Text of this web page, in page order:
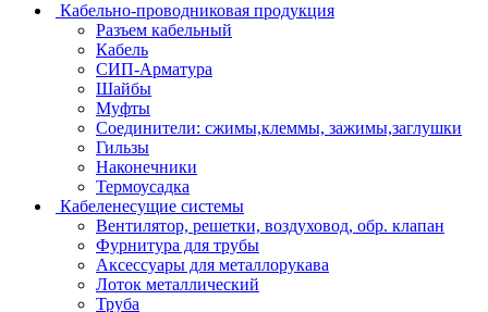
Кабельно-проводниковая продукция
Разъем кабельный
Кабель
СИП-Арматура
Шайбы
Муфты
Соединители: сжимы,клеммы, зажимы,заглушки
Гильзы
Наконечники
Термоусадка
Кабеленесущие системы
Вентилятор, решетки, воздуховод, обр. клапан
Фурнитура для трубы
Аксессуары для металлорукава
Лоток металлический
Труба